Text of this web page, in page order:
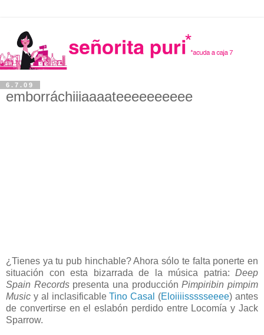
6.7.09
emborráchiiiaaaateeeeeeeeee
¿Tienes ya tu pub hinchable? Ahora sólo te falta ponerte en
situación con esta bizarrada de la música patria: Deep
Spain Recordspresenta una producciónPimpiribin pimpim
Music y al inclasificableTino Casal (Eloiiiissssseeee) antes
de convertirse en el eslabón perdido entre Locomía y Jack
Sparrow.